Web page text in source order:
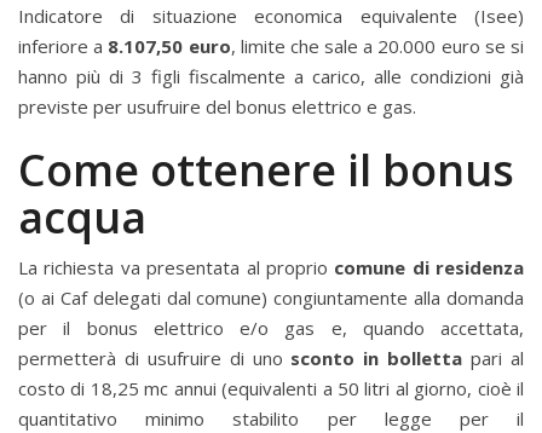
Indicatore di situazione economica equivalente (Isee)
inferiore a 8.107,50 euro, limite che sale a 20.000 euro se si
hanno più di 3 figli fiscalmente a carico, alle condizioni già
previste per usufruire del bonus elettrico e gas.
Come ottenere il bonus
acqua
La richiesta va presentata al proprio comune di residenza
(o ai Caf delegati dal comune) congiuntamente alla domanda
per il bonus elettrico e/o gas e, quando accettata,
permetterà di usufruire di uno sconto in bolletta pari al
costo di 18,25 mc annui (equivalenti a 50 litri al giorno, cioè il
quantitativo minimo stabilito per legge per il